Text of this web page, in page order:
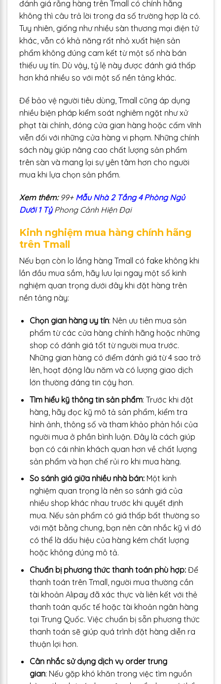
đánh giá rằng hàng trên Tmall có chính hãng
không thì câu trả lời trong đa số trường hợp là có.
Tuy nhiên, giống như nhiều sàn thương mại điện tử
khác, vẫn có khả năng rất nhỏ xuất hiện sản
phẩm không đúng cam kết từ một số nhà bán
thiếu uy tín. Dù vậy, tỷ lệ này được đánh giá thấp
hơn khá nhiều so với một số nền tảng khác.
Để bảo vệ người tiêu dùng, Tmall cũng áp dụng
nhiều biện pháp kiểm soát nghiêm ngặt như xử
phạt tài chính, đóng cửa gian hàng hoặc cấm vĩnh
viễn đối với những cửa hàng vi phạm. Những chính
sách này giúp nâng cao chất lượng sản phẩm
trên sàn và mang lại sự yên tâm hơn cho người
mua khi lựa chọn sản phẩm.
Xem thêm: 99+ Mẫu Nhà 2 Tầng 4 Phòng Ngủ
Dưới 1 Tỷ Phong Cảnh Hiện Đại
Kinh nghiệm mua hàng chính hãng
trên Tmall
Nếu bạn còn lo lắng hàng Tmall có fake không khi
lần đầu mua sắm, hãy lưu lại ngay một số kinh
nghiệm quan trọng dưới đây khi đặt hàng trên
nền tảng này:
Chọn gian hàng uy tín: Nên ưu tiên mua sản
phẩm từ các cửa hàng chính hãng hoặc những
shop có đánh giá tốt từ người mua trước.
Những gian hàng có điểm đánh giá từ 4 sao trở
lên, hoạt động lâu năm và có lượng giao dịch
lớn thường đáng tin cậy hơn.
Tìm hiểu kỹ thông tin sản phẩm: Trước khi đặt
hàng, hãy đọc kỹ mô tả sản phẩm, kiểm tra
hình ảnh, thông số và tham khảo phản hồi của
người mua ở phần bình luận. Đây là cách giúp
bạn có cái nhìn khách quan hơn về chất lượng
sản phẩm và hạn chế rủi ro khi mua hàng.
So sánh giá giữa nhiều nhà bán: Một kinh
nghiệm quan trọng là nên so sánh giá của
nhiều shop khác nhau trước khi quyết định
mua. Nếu sản phẩm có giá thấp bất thường so
với mặt bằng chung, bạn nên cân nhắc kỹ vì đó
có thể là dấu hiệu của hàng kém chất lượng
hoặc không đúng mô tả.
Chuẩn bị phương thức thanh toán phù hợp:Để
thanh toán trên Tmall, người mua thường cần
tài khoản Alipay đã xác thực và liên kết với thẻ
thanh toán quốc tế hoặc tài khoản ngân hàng
tại Trung Quốc. Việc chuẩn bị sẵn phương thức
thanh toán sẽ giúp quá trình đặt hàng diễn ra
thuận lợi hơn.
Cân nhắc sử dụng dịch vụ order trung
gian: Nếu gặp khó khăn trong việc tìm nguồn